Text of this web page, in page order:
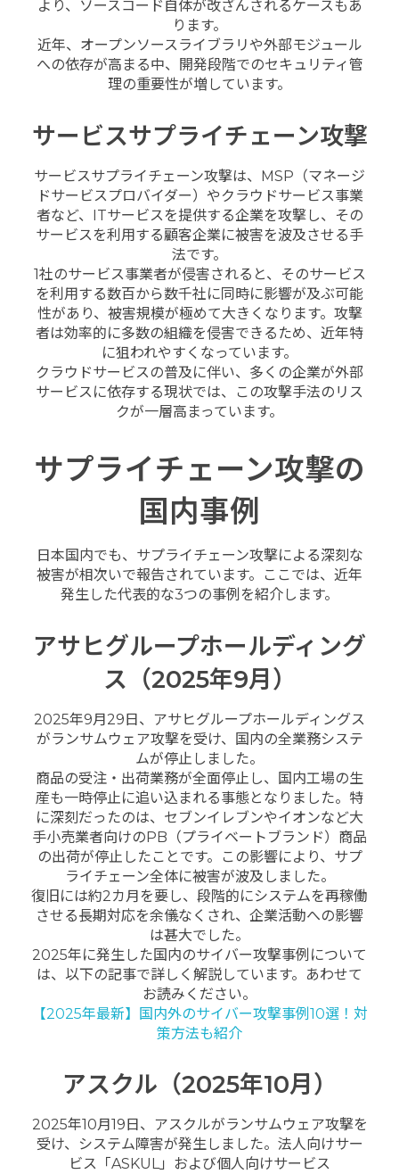
より、ソースコード自体が改ざんされるケースもあ
ります。
近年、オープンソースライブラリや外部モジュール
への依存が高まる中、開発段階でのセキュリティ管
理の重要性が増しています。
サービスサプライチェーン攻撃
サービスサプライチェーン攻撃は、MSP（マネージ
ドサービスプロバイダー）やクラウドサービス事業
者など、ITサービスを提供する企業を攻撃し、その
サービスを利用する顧客企業に被害を波及させる手
法です。
1社のサービス事業者が侵害されると、そのサービス
を利用する数百から数千社に同時に影響が及ぶ可能
性があり、被害規模が極めて大きくなります。攻撃
者は効率的に多数の組織を侵害できるため、近年特
に狙われやすくなっています。
クラウドサービスの普及に伴い、多くの企業が外部
サービスに依存する現状では、この攻撃手法のリス
クが一層高まっています。
サプライチェーン攻撃の
国内事例
日本国内でも、サプライチェーン攻撃による深刻な
被害が相次いで報告されています。ここでは、近年
発生した代表的な3つの事例を紹介します。
アサヒグループホールディング
ス（2025年9月）
2025年9月29日、アサヒグループホールディングス
がランサムウェア攻撃を受け、国内の全業務システ
ムが停止しました。
商品の受注・出荷業務が全面停止し、国内工場の生
産も一時停止に追い込まれる事態となりました。特
に深刻だったのは、セブンイレブンやイオンなど大
手小売業者向けのPB（プライベートブランド）商品
の出荷が停止したことです。この影響により、サプ
ライチェーン全体に被害が波及しました。
復旧には約2カ月を要し、段階的にシステムを再稼働
させる長期対応を余儀なくされ、企業活動への影響
は甚大でした。
2025年に発生した国内のサイバー攻撃事例について
は、以下の記事で詳しく解説しています。あわせて
お読みください。
【2025年最新】国内外のサイバー攻撃事例10選！対
策方法も紹介
アスクル（2025年10月）
2025年10月19日、アスクルがランサムウェア攻撃を
受け、システム障害が発生しました。法人向けサー
ビス「ASKUL」および個人向けサービス